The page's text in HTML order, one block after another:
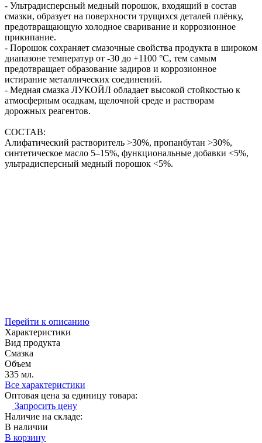
- Ультрадисперсный медный порошок, входящий в состав
смазки, образует на поверхности трущихся деталей плёнку,
предотвращающую холодное сваривание и коррозионное
прикипание.
- Порошок сохраняет смазочные свойства продукта в широком
диапазоне температур от -30 до +1100 °С, тем самым
предотвращает образование задиров и коррозионное
истирание металлических соединений.
- Медная смазка ЛУКОЙЛ обладает высокой стойкостью к
атмосферным осадкам, щелочной среде и растворам
дорожных реагентов.
СОСТАВ:
Алифатический растворитель >30%, пропанбутан >30%,
синтетическое масло 5–15%, функциональные добавки <5%,
ультрадисперсный медный порошок <5%.
Перейти к описанию
Характеристики
Вид продукта
Смазка
Объем
335 мл.
Все характеристики
Оптовая цена за единицу товара:
Запросить цену
Наличие на складе:
В наличии
В корзину